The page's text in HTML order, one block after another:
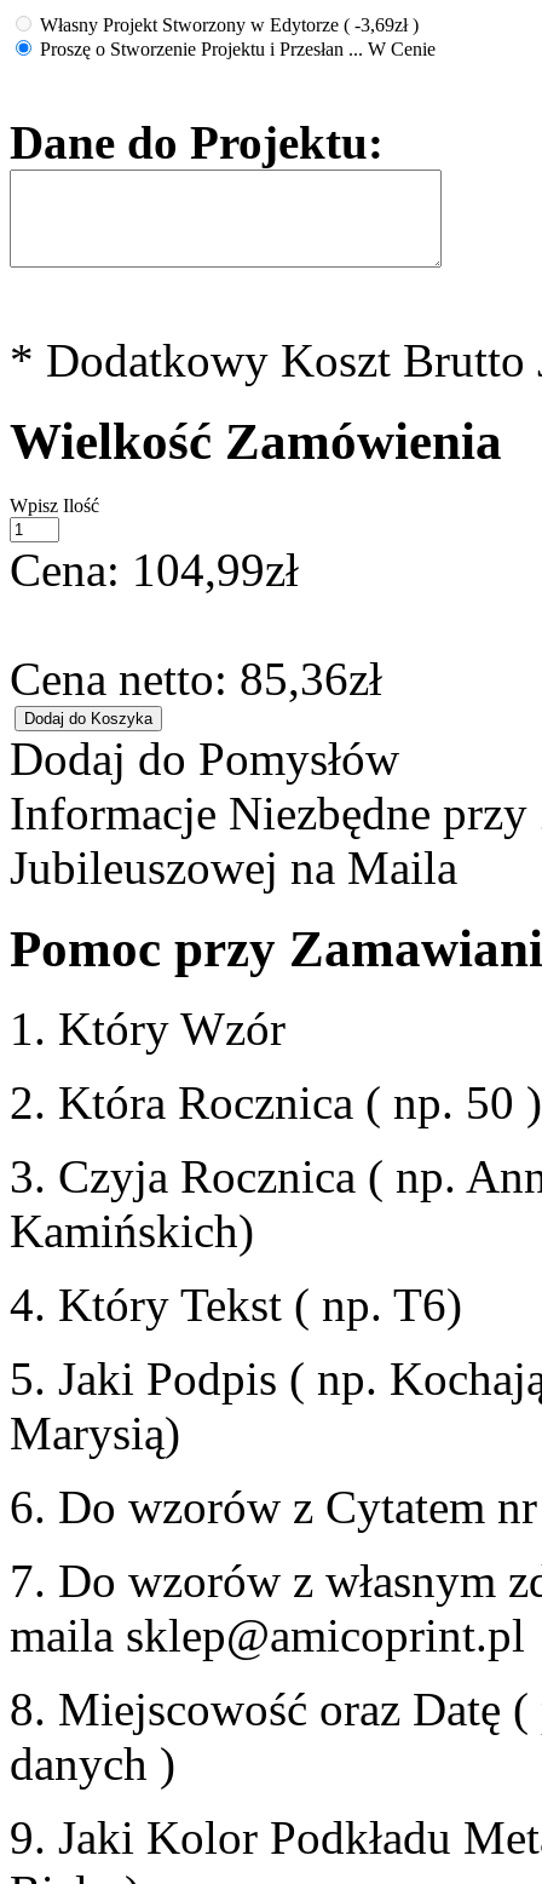
Własny Projekt Stworzony w Edytorze ( -3,69zł )
Proszę o Stworzenie Projektu i Przesłan ... W Cenie
Dane do Projektu:
* Dodatkowy Koszt Brutto
Wielkość Zamówienia
Wpisz Ilość
Cena: 104,99zł
Cena netto: 85,36zł
Dodaj do Pomysłów
Informacje Niezbędne
Jubileuszowej na Maila
Pomoc przy
1. Który Wzór
2. Która Rocznica ( np. 50 )
3. Czyja Rocznica ( np.
Kamińskich)
4. Który Tekst ( np. T6)
5. Jaki Podpis ( np.
Marysią)
6. Do wzorów z Cytatem
7. Do wzorów z własnym
maila sklep@amicoprint.pl
8. Miejscowość oraz Datę (
danych )
9. Jaki Kolor Podkładu